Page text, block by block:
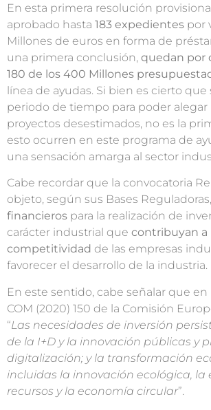
En esta primera resolución
aprobado hasta 183 expedientes por
Millones de euros en forma de
una primera conclusión, quedan por
180 de los 400 Millones
línea de ayudas. Si bien es cierto
periodo de tiempo para poder alegar
proyectos desestimados, no es la
esto ocurren en este programa de
una sensación amarga al sector
Cabe recordar que la convocatoria
objeto, según sus Bases
financieros para la realización de
carácter industrial que contribuyan a
competitividad de las empresas
favorecer el desarrollo de la industria.
En este sentido, cabe señalar que
COM (2020) 150 de la Comisión
“Las necesidades de inversión
de la I+D y la innovación públicas y
digitalización; y la transformación
incluidas la innovación ecológica, la
recursos y la economía circular”.